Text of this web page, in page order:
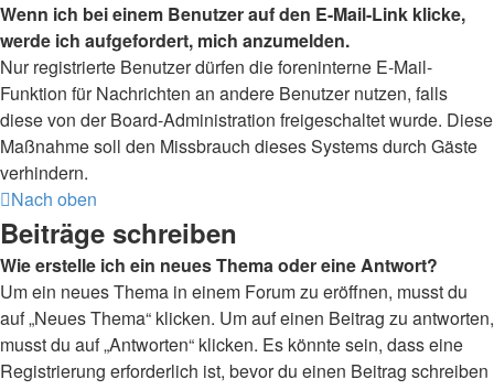
Wenn ich bei einem Benutzer auf den E-Mail-Link klicke,
werde ich aufgefordert, mich anzumelden.
Nur registrierte Benutzer dürfen die foreninterne E-Mail-
Funktion für Nachrichten an andere Benutzer nutzen, falls
diese von der Board-Administration freigeschaltet wurde. Diese
Maßnahme soll den Missbrauch dieses Systems durch Gäste
verhindern.
Nach oben
Beiträge schreiben
Wie erstelle ich ein neues Thema oder eine Antwort?
Um ein neues Thema in einem Forum zu eröffnen, musst du
auf „Neues Thema“ klicken. Um auf einen Beitrag zu antworten,
musst du auf „Antworten“ klicken. Es könnte sein, dass eine
Registrierung erforderlich ist, bevor du einen Beitrag schreiben